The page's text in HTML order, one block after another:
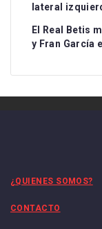
lateral
El Real Betis
y Fran García
¿QUIENES SOMOS?
CONTACTO